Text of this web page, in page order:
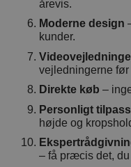
årevis.
Moderne design
kunder.
vejledningerne før
Direkte køb –
Personligt
højde og
– få præcis det, du